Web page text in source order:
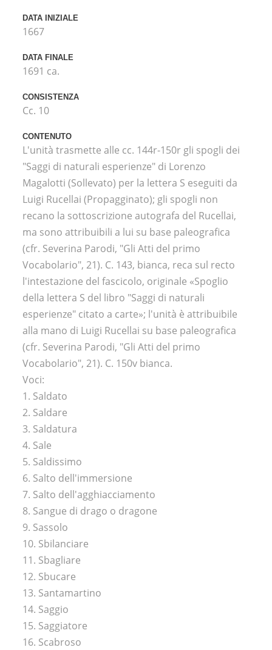
DATA INIZIALE
1667
DATA FINALE
1691 ca.
CONSISTENZA
Cc. 10
CONTENUTO
L'unità trasmette alle cc. 144r-150r gli spogli dei
"Saggi di naturali esperienze" di Lorenzo
Magalotti (Sollevato) per la lettera S eseguiti da
Luigi Rucellai (Propagginato); gli spogli non
recano la sottoscrizione autografa del Rucellai,
ma sono attribuibili a lui su base paleografica
(cfr. Severina Parodi, "Gli Atti del primo
Vocabolario", 21). C. 143, bianca, reca sul recto
l'intestazione del fascicolo, originale «Spoglio
della lettera S del libro "Saggi di naturali
esperienze" citato a carte»; l'unità è attribuibile
alla mano di Luigi Rucellai su base paleografica
(cfr. Severina Parodi, "Gli Atti del primo
Vocabolario", 21). C. 150v bianca.
Voci:
1. Saldato
2. Saldare
3. Saldatura
4. Sale
5. Saldissimo
6. Salto dell'immersione
7. Salto dell'agghiacciamento
8. Sangue di drago o dragone
9. Sassolo
10. Sbilanciare
11. Sbagliare
12. Sbucare
13. Santamartino
14. Saggio
15. Saggiatore
16. Scabroso